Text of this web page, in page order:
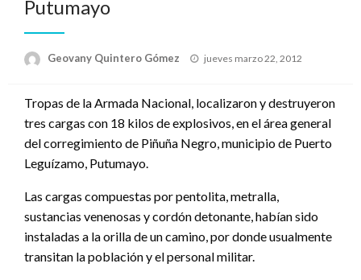
Putumayo
Geovany Quintero Gómez
Publicado
jueves marzo 22, 2012
Tropas de la Armada Nacional, localizaron y destruyeron
tres cargas con 18 kilos de explosivos, en el área general
del corregimiento de Piñuña Negro, municipio de Puerto
Leguízamo, Putumayo.
Las cargas compuestas por pentolita, metralla,
sustancias venenosas y cordón detonante, habían sido
instaladas a la orilla de un camino, por donde usualmente
transitan la población y el personal militar.